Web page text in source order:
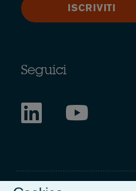
ISCRIVITI
Seguici